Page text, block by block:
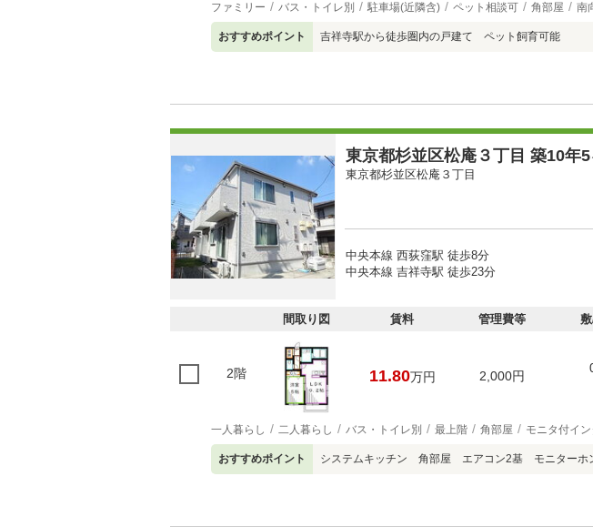
ファミリー バス・トイレ別 駐車場(近隣含) ペット相談可 角部屋 南
おすすめポイント 吉祥寺駅から徒歩圏内の戸建て ペット飼育可能
東京都杉並区松庵３丁目 築10年
東京都杉並区松庵３丁目
中央本線 西荻窪駅 徒歩8分
中央本線 吉祥寺駅 徒歩23分
間取り図 賃料 管理費等
2階 11.80万円 2,000円
一人暮らし 二人暮らし バス・トイレ別 最上階 角部屋 モニタ付イ
おすすめポイント システムキッチン 角部屋 エアコン2基 モニターホ